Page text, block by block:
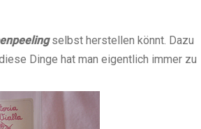
selbst herstellen könnt. Dazu
Dinge hat man eigentlich immer zu